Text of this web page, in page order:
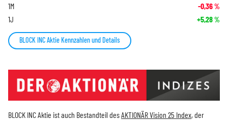
1M -0,36%
1J +5,28%
BLOCK INC Aktie Kennzahlen und Details
BLOCK INC Aktie ist auch Bestandteil desAKTIONÄR Vision 25 Index, der